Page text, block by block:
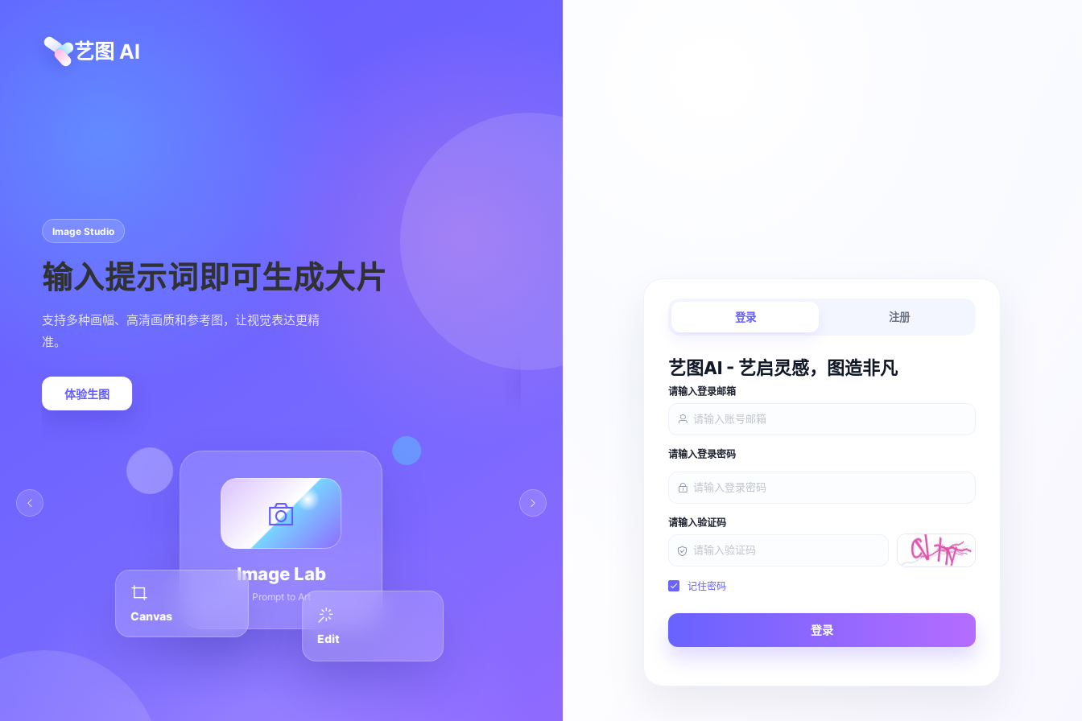
艺图 AI
Image Studio
输入提示词即可生成大片
支持多种画幅、高清画质和参考图，让视觉表达更精
准。
体验生图
Image Lab
Prompt to Art
Edit
Canvas
从脚本、分镜到视频生成，保持创作链路连贯顺畅。
Scene
登录 注册
艺图AI - 艺启灵感，图造非凡
请输入登录邮箱
请输入登录密码
请输入验证码
记住密码
登录